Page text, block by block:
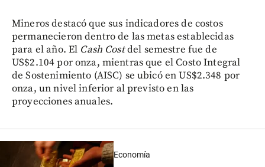
Mineros destacó que sus indicadores de costos
permanecieron dentro de las metas establecidas
para el año. El Cash Costdel semestre fue de
US$2.104 por onza, mientras que el Costo Integral
de Sostenimiento (AISC) se ubicó en US$2.348 por
onza, un nivel inferior al previsto en las
proyecciones anuales.
Economía